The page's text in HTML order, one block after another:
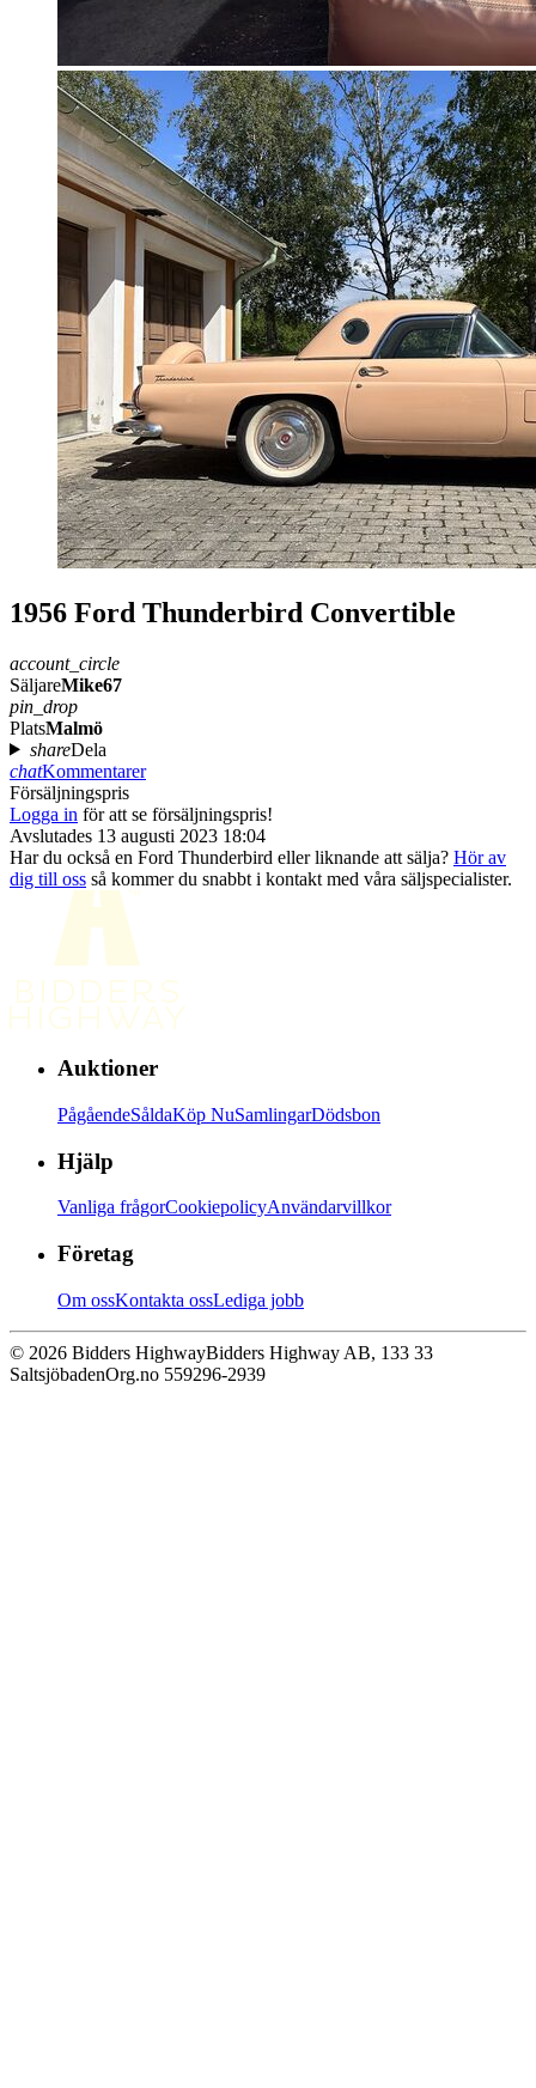
1956 Ford Thunderbird Convertible
account_circle
SäljareMike67
pin_drop
PlatsMalmö
shareDela
chatKommentarer
Försäljningspris
Logga in för att se försäljningspris!
Avslutades 13 augusti 2023 18:04
Har du också en Ford Thunderbird eller liknande att sälja? Hör av
dig till oss så kommer du snabbt i kontakt med våra säljspecialister.
Auktioner
PågåendeSåldaKöp NuSamlingarDödsbon
Hjälp
Vanliga frågorCookiepolicyAnvändarvillkor
Företag
Om ossKontakta ossLediga jobb
© 2026 Bidders HighwayBidders Highway AB, 133 33
SaltsjöbadenOrg.no 559296-2939